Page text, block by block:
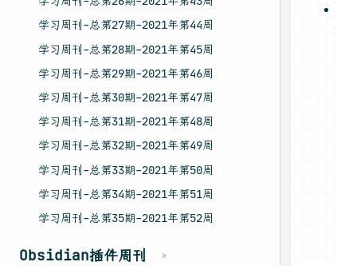
学习周刊-总第27期-2021年第44周
学习周刊-总第28期-2021年第45周
学习周刊-总第29期-2021年第46周
学习周刊-总第30期-2021年第47周
学习周刊-总第31期-2021年第48周
学习周刊-总第32期-2021年第49周
学习周刊-总第33期-2021年第50周
学习周刊-总第34期-2021年第51周
学习周刊-总第35期-2021年第52周
Obsidian插件周刊